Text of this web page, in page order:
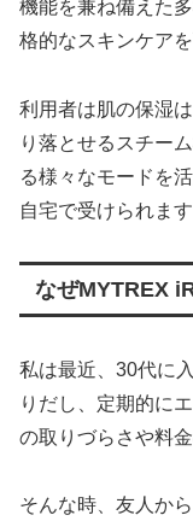
機能を兼ね備えた
格的なスキンケア
利用者は肌の保湿
り落とせるスチー
る様々なモードを
自宅で受けられます
なぜMYTREX
私は最近、30代に
りだし、定期的に
の取りづらさや料
そんな時、友人か